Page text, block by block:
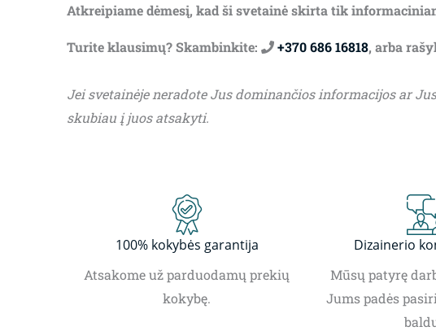
Atkreipiame dėmesį, kad ši svetainė skirta tik
Turite klausimų? Skambinkite: +370 686 16818, arba
Jei svetainėje neradote Jus dominančios informacijos ar
skubiau į juos atsakyti.
100% kokybės garantija
Atsakome už parduodamų prekių
kokybę.
Dizainerio
Mūsų patyrę
Jums padės